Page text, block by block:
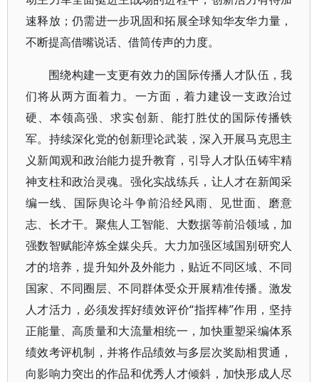
速释放；仍需进一步巩固和拓展全球知华友华力量，
不断提高借嘴说话、借筒传声的力度。
围绕构建一支更有效力的国际传播人才队伍，我
们将从两方面着力。一方面，着力建设一支政治过
硬、本领高强、求实创新、能打胜仗的国际传播铁
军。持续深化党的创新理论武装，深入开展马克思主
义新闻观和政治能力提升教育，引导人才队伍铸牢精
神支柱和政治灵魂。强化实战练兵，让人才在新闻采
编一线、国际舆论斗争前沿经风雨、见世面、磨意
志、长才干。聚焦人工智能、大数据等前沿领域，加
强数智赋能淬炼全媒尖兵。大力加强区域国别研究人
才的培养，提升知外及外能力，贴近不同区域、不同
国家、不同圈层、不同群体受众开展精准传播。激发
人才活力，必须发挥好绩效评价“指挥棒”作用，坚持
正能量、高质量和大流量相统一，加快重塑采编体系
绩效考评机制，并将作品绩效与多层次奖励相贯通，
向影响力突出的作品和优秀人才倾斜，加快形成人尽